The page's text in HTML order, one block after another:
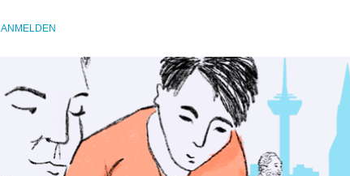
ANMELDEN